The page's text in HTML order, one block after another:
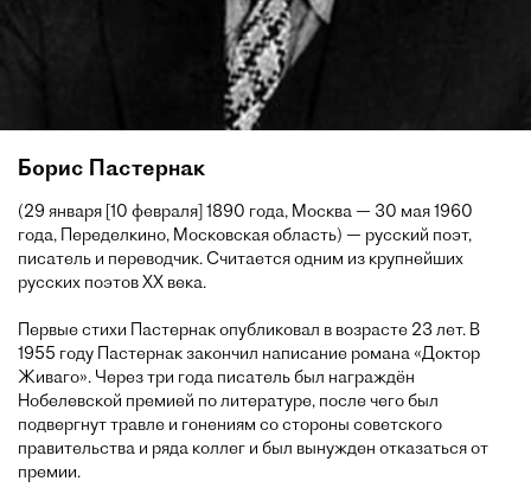
Борис Пастернак
(29 января [10 февраля] 1890 года, Москва — 30 мая 1960
года, Переделкино, Московская область) — русский поэт,
писатель и переводчик. Считается одним из крупнейших
русских поэтов XX века.
Первые стихи Пастернак опубликовал в возрасте 23 лет. В
1955 году Пастернак закончил написание романа «Доктор
Живаго». Через три года писатель был награждён
Нобелевской премией по литературе, после чего был
подвергнут травле и гонениям со стороны советского
правительства и ряда коллег и был вынужден отказаться от
премии.